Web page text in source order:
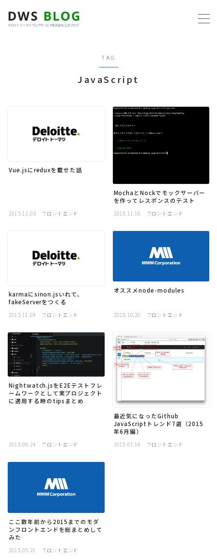
リモートワーク
公式ページ
TAG
JavaScript
Vue.jsにreduxを載せた話
2015.12.03 フロントエンド
MochaとNockでモックサーバー
を作ってレスポンスのテスト
2015.11.16 フロントエンド
karmaにsinon.jsいれて、
fakeServerをつくる
2015.11.04 フロントエンド
オススメnode-modules
2015.10.20 フロントエンド
Nightwatch.jsをE2Eテストフレ
ームワークとして実プロジェクト
に適用する時のtipsまとめ
2015.09.24 フロントエンド
最近気になったGithub
JavaScriptトレンド7選（2015
年6月編）
2015.07.16 フロントエンド
ここ数年前から2015までのモダ
ンフロントエンドを総まとめして
みた
2015.05.21 フロントエンド